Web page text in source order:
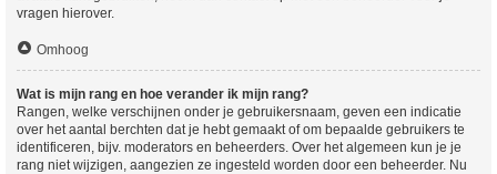
vragen hierover.
Omhoog
Wat is mijn rang en hoe verander ik mijn rang?
Rangen, welke verschijnen onder je gebruikersnaam, geven een indicatie
over het aantal berchten dat je hebt gemaakt of om bepaalde gebruikers te
identificeren, bijv. moderators en beheerders. Over het algemeen kun je je
rang niet wijzigen, aangezien ze ingesteld worden door een beheerder. Nu